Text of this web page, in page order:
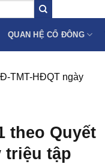
QUAN HỆ CỔ ĐÔNG
TMT-HĐQT ngày
theo Quyết
triệu tập